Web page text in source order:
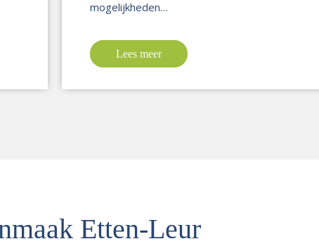
mogelijkheden…
Lees meer
Etten-Leur